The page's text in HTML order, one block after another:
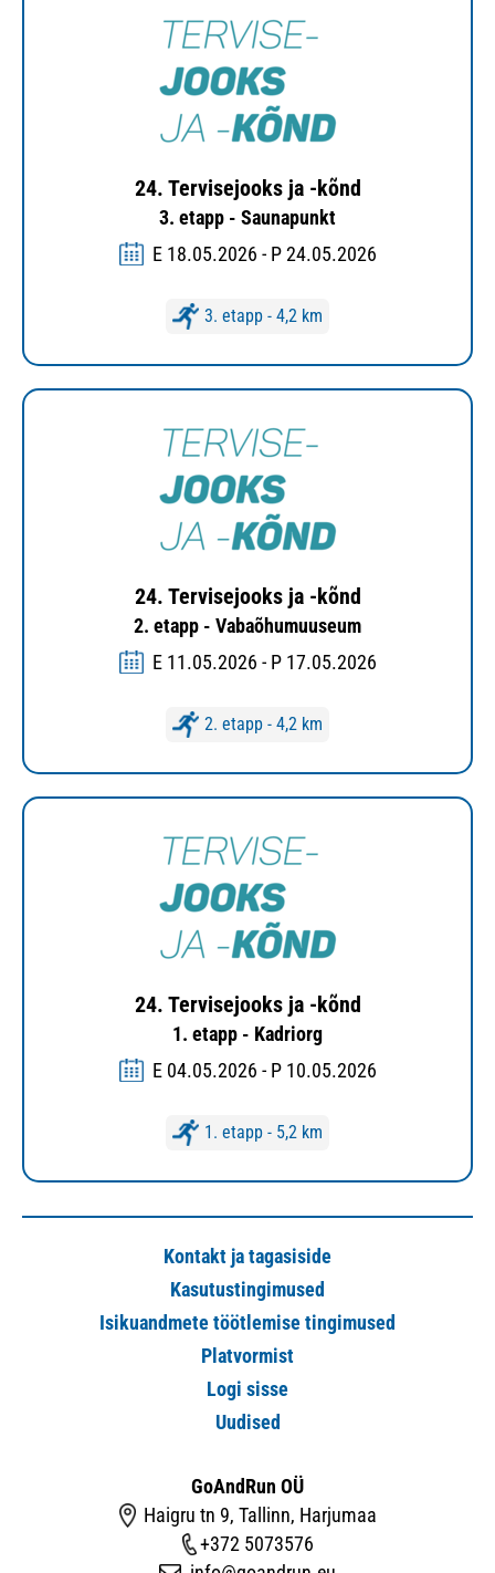
24. Tervisejooks ja -kõnd
3. etapp - Saunapunkt
E 18.05.2026 - P 24.05.2026
3. etapp - 4,2 km
24. Tervisejooks ja -kõnd
2. etapp - Vabaõhumuuseum
E 11.05.2026 - P 17.05.2026
2. etapp - 4,2 km
24. Tervisejooks ja -kõnd
1. etapp - Kadriorg
E 04.05.2026 - P 10.05.2026
1. etapp - 5,2 km
Kontakt ja tagasiside
Kasutustingimused
Isikuandmete töötlemise tingimused
Platvormist
Logi sisse
Uudised
GoAndRun OÜ
Haigru tn 9, Tallinn, Harjumaa
+372 5073576